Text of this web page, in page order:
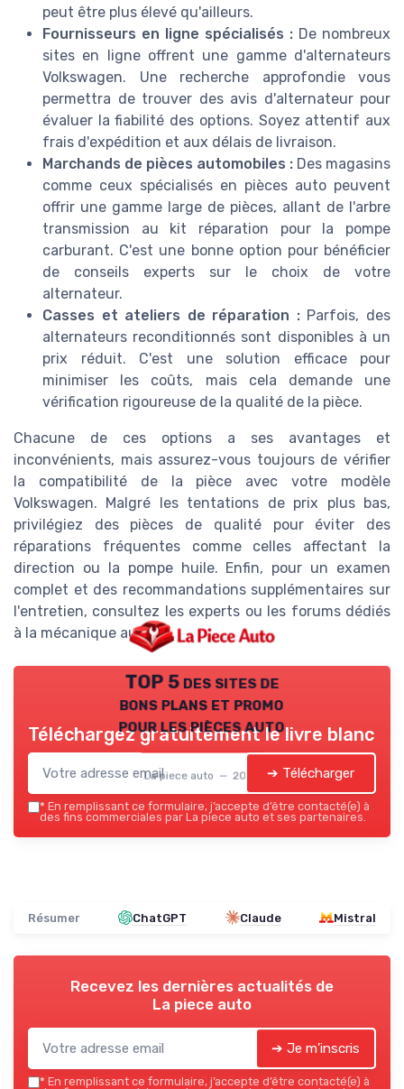
peut être plus élevé qu'ailleurs.
Fournisseurs en ligne spécialisés : De nombreux
sites en ligne offrent une gamme d'alternateurs
Volkswagen. Une recherche approfondie vous
permettra de trouver des avis d'alternateur pour
évaluer la fiabilité des options. Soyez attentif aux
frais d'expédition et aux délais de livraison.
Marchands de pièces automobiles : Des magasins
comme ceux spécialisés en pièces auto peuvent
offrir une gamme large de pièces, allant de l'arbre
transmission au kit réparation pour la pompe
carburant. C'est une bonne option pour bénéficier
de conseils experts sur le choix de votre
alternateur.
Casses et ateliers de réparation :Parfois, des
alternateurs reconditionnés sont disponibles à un
prix réduit. C'est une solution efficace pour
minimiser les coûts, mais cela demande une
vérification rigoureuse de la qualité de la pièce.
Chacune de ces options a ses avantages et
inconvénients, mais assurez-vous toujours de vérifier
la compatibilité de la pièce avec votre modèle
Volkswagen. Malgré les tentations de prix plus bas,
privilégiez des pièces de qualité pour éviter des
réparations fréquentes comme celles affectant la
direction ou la pompe huile. Enfin, pour un examen
complet et des recommandations supplémentaires sur
l'entretien, consultez les experts ou les forums dédiés
à la mécanique auto.
TOP 5 des sites de
bons plans et promo
pour les pièces auto
La piece auto — 2026
Téléchargez gratuitement le livre blanc
➔ Télécharger
* En remplissant ce formulaire, j’accepte d’être contacté(e) à
des fins commerciales par La piece auto et ses partenaires.
Résumer ChatGPT Claude Mistral
Recevez les dernières actualités de
La piece auto
➔ Je m'inscris
* En remplissant ce formulaire, j’accepte d’être contacté(e) à